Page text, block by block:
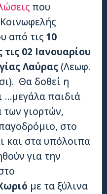
που
από τις 10
02 Ιανουαρίου
Λαύρας (Λεωφ.
Θα δοθεί η
…μεγάλα παιδιά
γιορτών,
στο
και στα υπόλοιπα
για την
με τα ξύλινα